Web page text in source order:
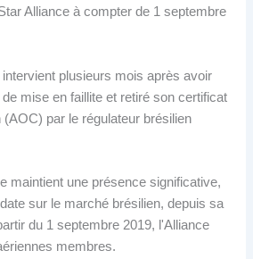
Alliance à compter de 1 septembre
intervient plusieurs mois après avoir
mise en faillite et retiré son certificat
par le régulateur brésilien
maintient une présence significative,
sur le marché brésilien, depuis sa
du 1 septembre 2019, l'Alliance
membres.